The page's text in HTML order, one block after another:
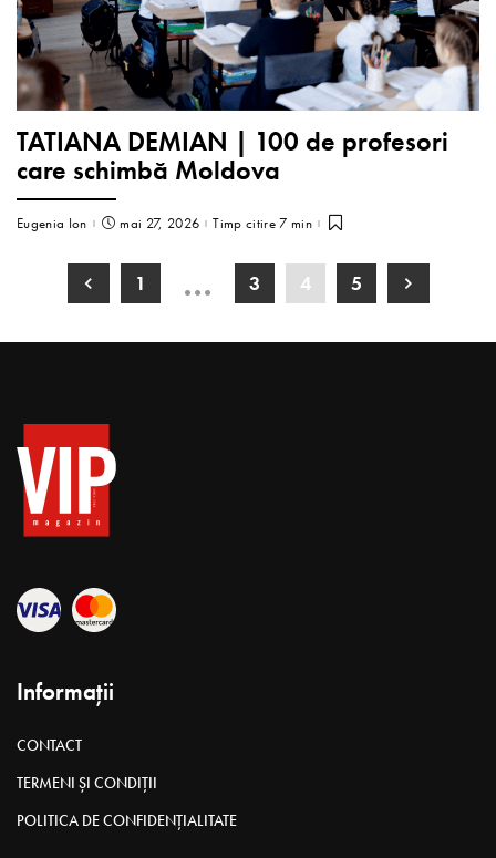
TATIANA DEMIAN | 100 de profesori
care schimbă Moldova
Eugenia Ion mai 27, 2026 Timp citire 7 min
1 … 3 4 5
Informații
CONTACT
TERMENI ȘI CONDIȚII
POLITICA DE CONFIDENȚIALITATE